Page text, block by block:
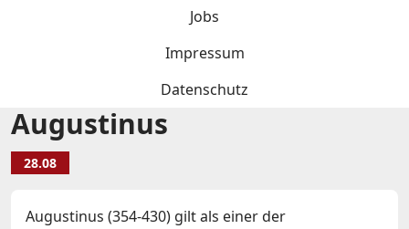
Jobs
Impressum
Datenschutz
Augustinus
28.08
Augustinus (354-430) gilt als einer der